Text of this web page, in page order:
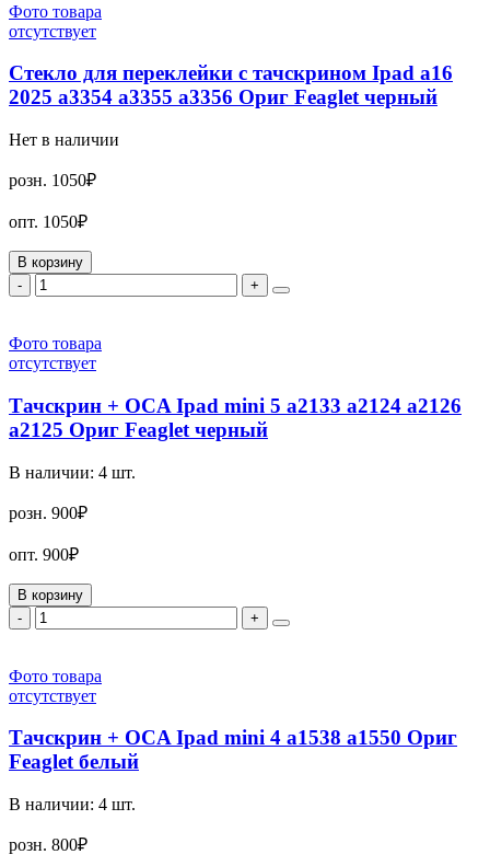
Фото товара
отсутствует
Стекло для переклейки с тачскрином Ipad a16
2025 a3354 a3355 a3356 Ориг Feaglet черный
Нет в наличии
розн. 1050₽
опт. 1050₽
В корзину
-
+
Фото товара
отсутствует
Тачскрин + OCA Ipad mini 5 a2133 a2124 a2126
a2125 Ориг Feaglet черный
В наличии: 4 шт.
розн. 900₽
опт. 900₽
В корзину
-
+
Фото товара
отсутствует
Тачскрин + OCA Ipad mini 4 a1538 a1550 Ориг
Feaglet белый
В наличии: 4 шт.
розн. 800₽